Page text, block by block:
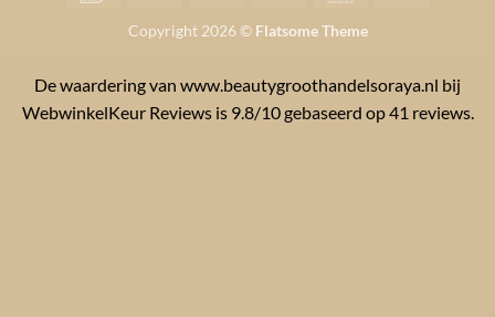
Pickup
Copyright 2026 © Flatsome Theme
De waardering van www.beautygroothandelsoraya.nl bij
WebwinkelKeur Reviewsis 9.8/10 gebaseerd op 41 reviews.